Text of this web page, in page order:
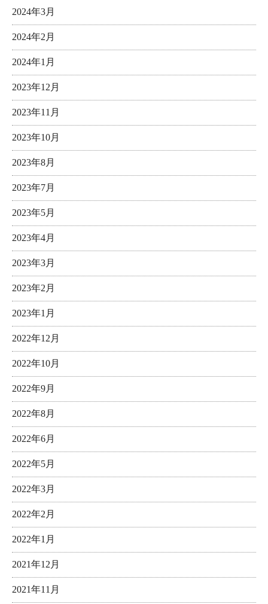
2024年3月
2024年2月
2024年1月
2023年12月
2023年11月
2023年10月
2023年8月
2023年7月
2023年5月
2023年4月
2023年3月
2023年2月
2023年1月
2022年12月
2022年10月
2022年9月
2022年8月
2022年6月
2022年5月
2022年3月
2022年2月
2022年1月
2021年12月
2021年11月